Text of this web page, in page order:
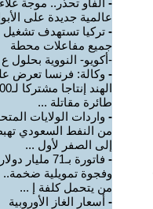
- الفاو تحذر.. موجة غلاء
عالمية جديدة على
- تركيا تستهدف تشغيل
جميع مفاعلات محطة
-أكويو- النووية بحلول
- وكالة: فرنسا تعرض
الهند إنتاجا
طائرة مقاتلة ...
- واردات الولايات
من النفط السعودي
إلى الصفر لأول ...
-
فاتورة بـ71 مليار دولار
وفجوة تمويلية ضخمة..
من يتحمل كلفة إ ...
- أسعار الغاز الأوروبية